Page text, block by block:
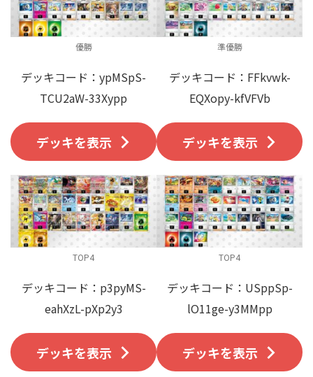
優勝
デッキコード：ypMSpS-
TCU2aW-33Xypp
デッキを表示
準優勝
デッキコード：FFkvwk-
EQXopy-kfVFVb
デッキを表示
TOP4
デッキコード：p3pyMS-
eahXzL-pXp2y3
デッキを表示
TOP4
デッキコード：USppSp-
lO11ge-y3MMpp
デッキを表示